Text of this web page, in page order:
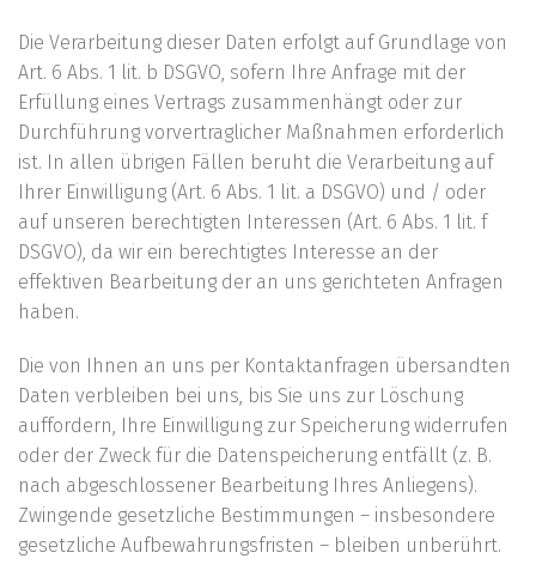
Die Verarbeitung dieser Daten erfolgt auf Grundlage von
Art. 6 Abs. 1 lit. b DSGVO, sofern Ihre Anfrage mit der
Erfüllung eines Vertrags zusammenhängt oder zur
Durchführung vorvertraglicher Maßnahmen erforderlich
ist. In allen übrigen Fällen beruht die Verarbeitung auf
Ihrer Einwilligung (Art. 6 Abs. 1 lit. a DSGVO) und / oder
auf unseren berechtigten Interessen (Art. 6 Abs. 1 lit. f
DSGVO), da wir ein berechtigtes Interesse an der
effektiven Bearbeitung der an uns gerichteten Anfragen
haben.
Die von Ihnen an uns per Kontaktanfragen übersandten
Daten verbleiben bei uns, bis Sie uns zur Löschung
auffordern, Ihre Einwilligung zur Speicherung widerrufen
oder der Zweck für die Datenspeicherung entfällt (z. B.
nach abgeschlossener Bearbeitung Ihres Anliegens).
Zwingende gesetzliche Bestimmungen – insbesondere
gesetzliche Aufbewahrungsfristen – bleiben unberührt.